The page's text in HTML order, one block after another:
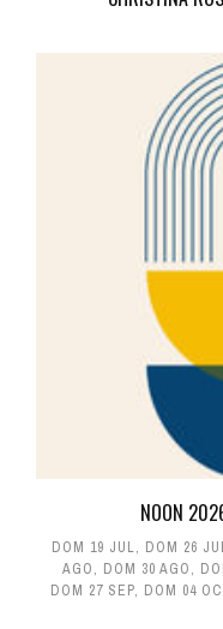
NOON
DOM 19 JUL, DOM 26
AGO, DOM 30 AGO,
DOM 27 SEP, DOM 04